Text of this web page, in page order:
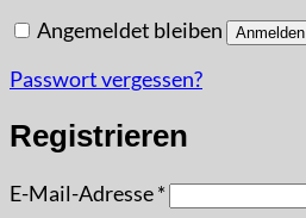
Angemeldet bleiben
Anmelden
Passwort vergessen?
Registrieren
E-Mail-Adresse*Erforderlich